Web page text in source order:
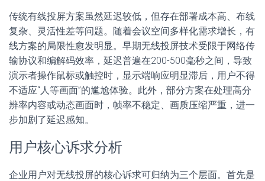
传统有线投屏方案虽然延迟较低，但存在部署成本高、布线
复杂、灵活性差等问题。随着会议空间多样化需求增长，有
线方案的局限性愈发明显。早期无线投屏技术受限于网络传
输协议和编解码效率，延迟普遍在200-500毫秒之间，导致
演示者操作鼠标或触控时，显示端响应明显滞后，用户不得
不适应“人等画面”的尴尬体验。此外，部分方案在处理高分
辨率内容或动态画面时，帧率不稳定、画质压缩严重，进一
步加剧了延迟感知。
用户核心诉求分析
企业用户对无线投屏的核心诉求可归纳为三个层面。首先是